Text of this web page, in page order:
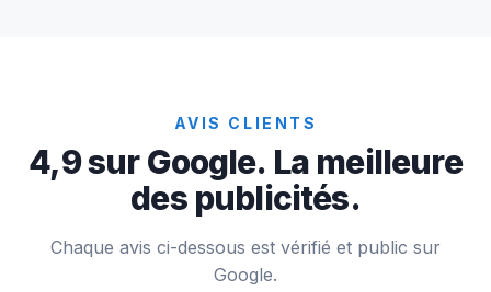
AVIS CLIENTS
4,9 sur Google. La meilleure
des publicités.
Chaque avis ci-dessous est vérifié et public sur
Google.